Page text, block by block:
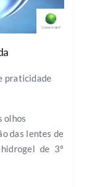
praticidade
olhos
das lentes de
de 3º